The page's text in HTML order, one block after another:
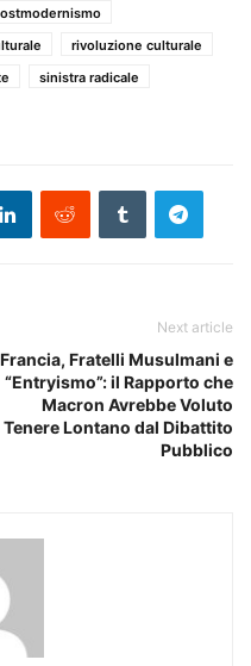
rivoluzione culturale
sinistra radicale
Next article
Francia, Fratelli Musulmani e
“Entryismo”: il Rapporto che
Macron Avrebbe Voluto
Tenere Lontano dal Dibattito
Pubblico